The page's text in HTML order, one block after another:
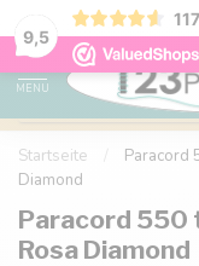
9,5
Kostenlose
MENU
Startseite
Paracord
Diamond
Paracord 550
Rosa Diamond